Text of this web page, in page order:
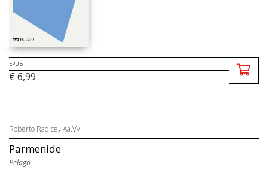
EPUB
€ 6,99
Roberto Radice, Aa.Vv.
Parmenide
Pelago